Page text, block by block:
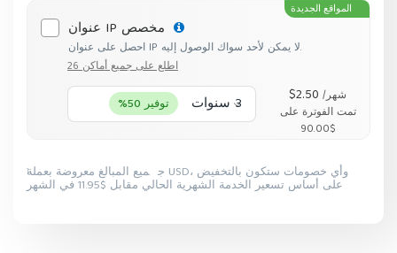
المواقع الجديدة
عنوان IP مخصص
احصل على عنوان IP لا يمكن لأحد سواك الوصول إليه.
اطلع على جميع أماكن 26
3 سنوات توفير 50% $2.50/شهر
تمت الفوترة على
$90.00
1 جميع المبالغ معروضة بعملة USD، وأي خصومات ستكون بالتخفيض
على أساس تسعير الخدمة الشهرية الحالي مقابل $11.95 في الشهر